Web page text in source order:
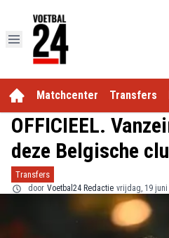
Matchcenter Transfers
OFFICIEEL.
deze Belgische
Transfers
door Voetbal24 Redactie vrijdag, 19 juni